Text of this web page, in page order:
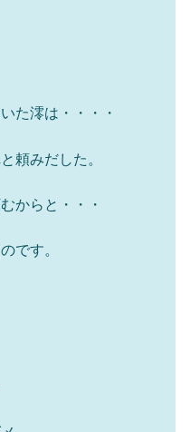
た澪は・・・・
頼みだした。
からと・・・
です。